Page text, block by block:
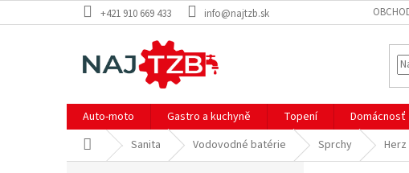
na
+421 910 669 433 info@najtzb.sk
Auto-moto Gastro a kuchyně Topení Domácnosť
DomovSanita Vodovodné batérie Sprchy